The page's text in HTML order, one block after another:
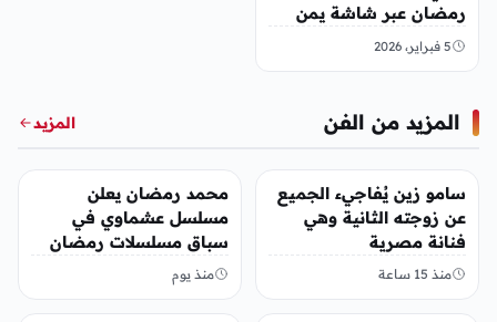
رمضان عبر شاشة يمن
شباب
5 فبراير، 2026
المزيد من الفن المزيد
سامو زين يُفاجيء الجميع
عن زوجته الثانية وهي
فنانة مصرية
منذ 15 ساعة
محمد رمضان يعلن
مسلسل عشماوي في
سباق مسلسلات رمضان
2027
منذ يوم